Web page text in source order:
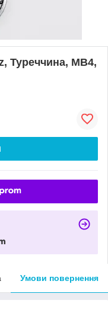
Туреччина, MB4,
Умови повернення